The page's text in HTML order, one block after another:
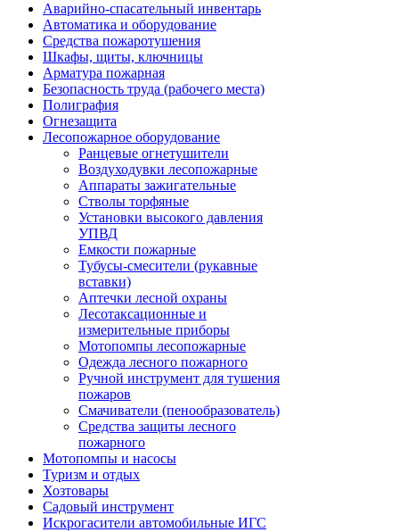
Аварийно-спасательный инвентарь
Автоматика и оборудование
Средства пожаротушения
Шкафы, щиты, ключницы
Арматура пожарная
Безопасность труда (рабочего места)
Полиграфия
Огнезащита
Лесопожарное оборудование
Ранцевые огнетушители
Воздуходувки лесопожарные
Аппараты зажигательные
Стволы торфяные
Установки высокого давления
УПВД
Емкости пожарные
Тубусы-смесители (рукавные
вставки)
Аптечки лесной охраны
Лесотаксационные и
измерительные приборы
Мотопомпы лесопожарные
Одежда лесного пожарного
Ручной инструмент для тушения
пожаров
Смачиватели (пенообразователь)
Средства защиты лесного
пожарного
Мотопомпы и насосы
Туризм и отдых
Хозтовары
Садовый инструмент
Искрогасители автомобильные ИГС